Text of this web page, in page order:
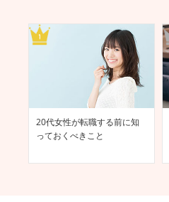
20代女性が転職する前に知
っておくべきこと